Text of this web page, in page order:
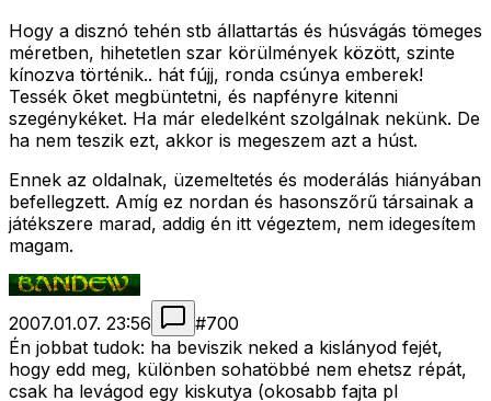
Hogy a disznó tehén stb állattartás és húsvágás tömeges
méretben, hihetetlen szar körülmények között, szinte
kínozva történik.. hát fújj, ronda csúnya emberek!
Tessék õket megbüntetni, és napfényre kitenni
szegénykéket. Ha már eledelként szolgálnak nekünk. De
ha nem teszik ezt, akkor is megeszem azt a húst.
Ennek az oldalnak, üzemeltetés és moderálás hiányában
befellegzett. Amíg ez nordan és hasonszőrű társainak a
játékszere marad, addig én itt végeztem, nem idegesítem
magam.
2007.01.07. 23:56 #700
Én jobbat tudok: ha beviszik neked a kislányod fejét,
hogy edd meg, különben sohatöbbé nem ehetsz répát,
csak ha levágod egy kiskutya (okosabb fajta pl